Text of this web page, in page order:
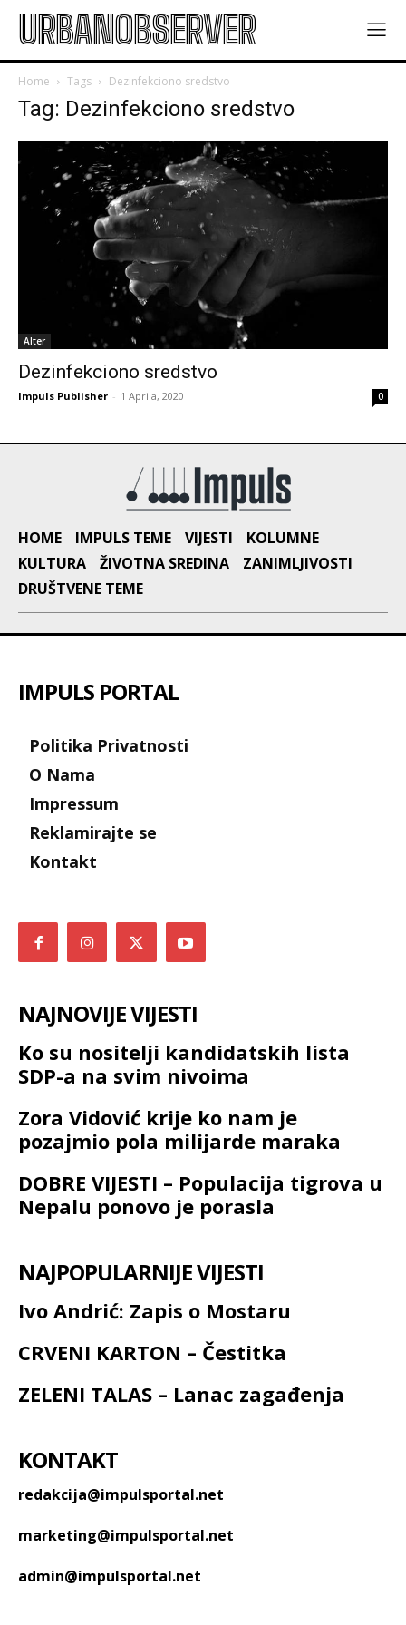
URBANOBSERVER
Home Tags Dezinfekciono sredstvo
Tag: Dezinfekciono sredstvo
Alter
Dezinfekciono sredstvo
Impuls Publisher - 1 Aprila, 2020 0
HOME IMPULS TEME VIJESTI
KOLUMNE
KULTURA
ŽIVOTNA SREDINA
ZANIMLJIVOSTI
DRUŠTVENE TEME
IMPULS PORTAL
Politika Privatnosti
O Nama
Impressum
Reklamirajte se
Kontakt
NAJNOVIJE VIJESTI
Ko su nositelji kandidatskih lista
SDP-a na svim nivoima
Zora Vidović krije ko nam je
pozajmio pola milijarde maraka
DOBRE VIJESTI – Populacija tigrova u
Nepalu ponovo je porasla
NAJPOPULARNIJE VIJESTI
Ivo Andrić: Zapis o Mostaru
CRVENI KARTON – Čestitka
ZELENI TALAS – Lanac zagađenja
KONTAKT
redakcija@impulsportal.net
marketing@impulsportal.net
admin@impulsportal.net